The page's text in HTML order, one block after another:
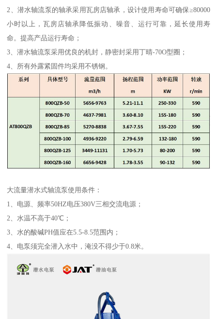
2、潜水轴流泵的轴承采用瓦房店轴承，设计使用寿命可确保≥80000
小时以上，瓦房店轴承降低振动、噪音、运行可靠，延长使用寿
命。提高产品运行寿命；
3、潜水轴流泵采用优良的机封，静密封采用丁晴-70O型圈；
4、所有外露紧固件均采用不锈钢。
大流量潜水式轴流泵使用条件：
1、电源、频率50HZ电压380V三相交流电源；
2、水温不高于40℃；
3、水的酸碱PH值应在5.5-8.5范围内；
4、电泵须完全潜入水中，淹没不得少于0.8米。